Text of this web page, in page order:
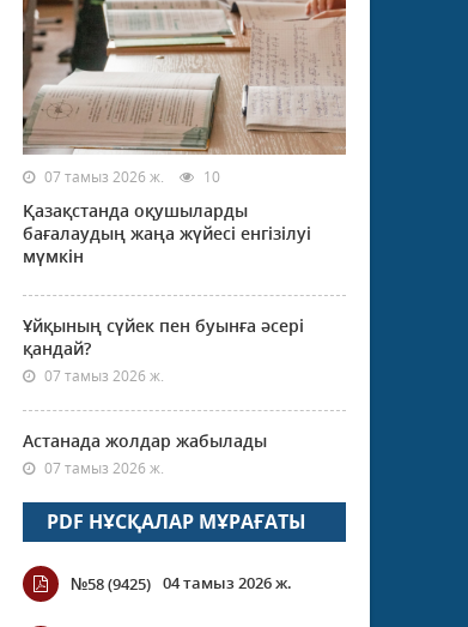
07 тамыз 2026 ж. 10
Қазақстанда оқушыларды
бағалаудың жаңа жүйесі енгізілуі
мүмкін
Ұйқының сүйек пен буынға әсері
қандай?
07 тамыз 2026 ж.
Астанада жолдар жабылады
07 тамыз 2026 ж.
PDF НҰСҚАЛАР МҰРАҒАТЫ
№58 (9425) 04 тамыз 2026 ж.